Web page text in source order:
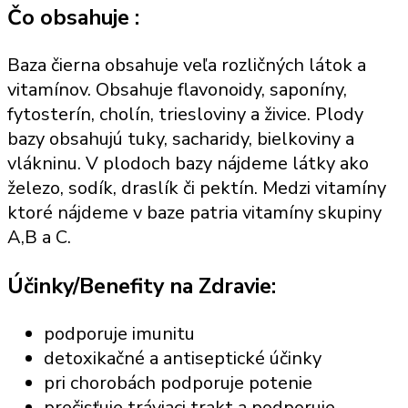
Čo obsahuje :
Baza čierna obsahuje veľa rozličných látok a
vitamínov. Obsahuje flavonoidy, saponíny,
fytosterín, cholín, triesloviny a živice. Plody
bazy obsahujú tuky, sacharidy, bielkoviny a
vlákninu. V plodoch bazy nájdeme látky ako
železo, sodík, draslík či pektín. Medzi vitamíny
ktoré nájdeme v baze patria vitamíny skupiny
A,B a C.
Účinky/Benefity na Zdravie:
podporuje imunitu
detoxikačné a antiseptické účinky
pri chorobách podporuje potenie